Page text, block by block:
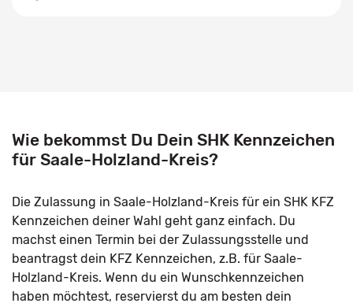
Wie bekommst Du Dein SHK Kennzeichen
für Saale-Holzland-Kreis?
Die Zulassung in Saale-Holzland-Kreis für ein SHK KFZ
Kennzeichen deiner Wahl geht ganz einfach. Du
machst einen Termin bei der Zulassungsstelle und
beantragst dein KFZ Kennzeichen, z.B. für Saale-
Holzland-Kreis. Wenn du ein Wunschkennzeichen
haben möchtest, reservierst du am besten dein